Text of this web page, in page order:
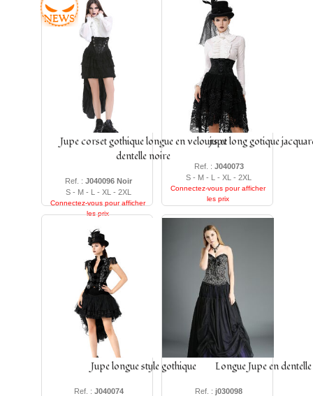
Jupe corset gothique longue en velours et
dentelle noire
Ref. : J040096 Noir
S - M - L - XL - 2XL
Connectez-vous pour afficher
les prix
jupe long gotique
Ref. : J040073
S - M - L - XL - 2XL
Connectez-vous pour afficher
les prix
Jupe longue style gothique
Ref. : J040074
Longue Jupe en dentelle
Ref. : j030098